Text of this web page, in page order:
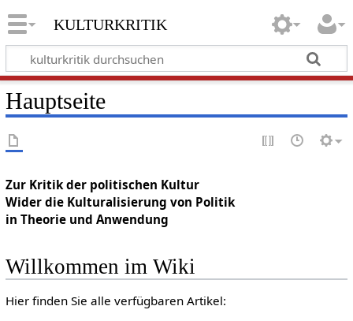
kulturkritik
Hauptseite
Zur Kritik der politischen Kultur
Wider die Kulturalisierung von Politik
in Theorie und Anwendung
Willkommen im Wiki
Hier finden Sie alle verfügbaren Artikel: